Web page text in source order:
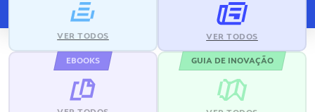
VER TODOS VER TODOS
EBOOKS GUIA DE INOVAÇÃO